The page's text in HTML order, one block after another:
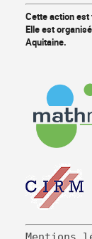
Cette action est
Elle est
Aquitaine.
Mentions